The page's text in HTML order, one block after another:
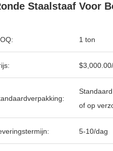
Staalstaaf Voor
1 ton
of op
5-10/dag